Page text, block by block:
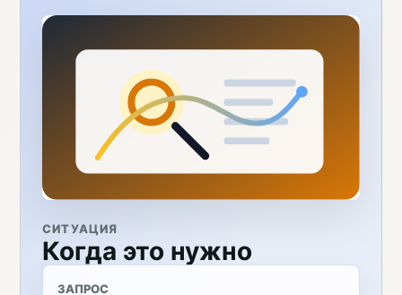
СИТУАЦИЯ
Когда это нужно
ЗАПРОС